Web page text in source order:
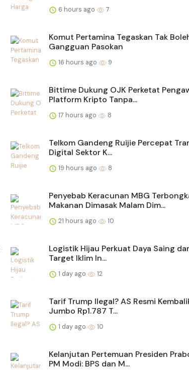
6 hours ago 7
Komut Pertamina Tegaskan Tak
Gangguan Pasokan
16 hours ago 9
Bittime Dukung OJK Perketat
Platform Kripto Tanpa...
17 hours ago 8
Telkom Gandeng Ruijie Percepat
Digital Sektor K...
19 hours ago 8
Penyebab Keracunan MBG
Makanan Dimasak Malam Dim...
21 hours ago 10
Logistik Hijau Perkuat Daya Saing
Target Iklim In...
1 day ago 12
Tarif Trump Ilegal? AS Resmi
Jumbo Rp1.787 T...
1 day ago 10
Kelanjutan Pertemuan Presiden
PM Modi: BPS dan M...